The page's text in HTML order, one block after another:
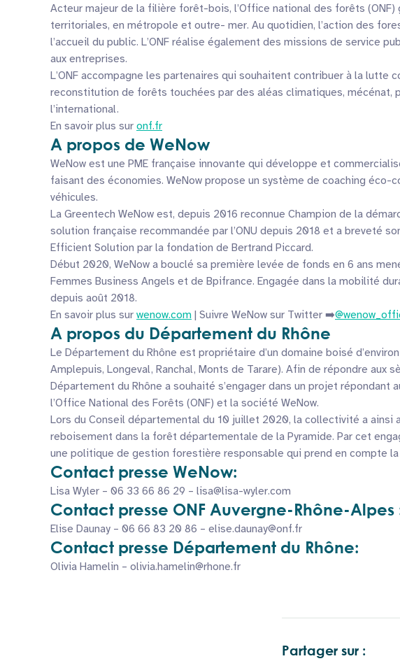
Acteur majeur de la filière forêt-bois, l’Office national des forêts
territoriales, en métropole et outre- mer. Au quotidien, l’action des
l’accueil du public. L’ONF réalise également des missions de service
aux entreprises.
L’ONF accompagne les partenaires qui souhaitent contribuer à la
reconstitution de forêts touchées par des aléas climatiques, mécénat,
l’international.
En savoir plus sur onf.fr
A propos de WeNow
WeNow est une PME française innovante qui développe et
faisant des économies. WeNow propose un système de coaching
véhicules.
La Greentech WeNow est, depuis 2016 reconnue Champion de la
solution française recommandée par l’ONU depuis 2018 et a breveté
Efficient Solution par la fondation de Bertrand Piccard.
Début 2020, WeNow a bouclé sa première levée de fonds en 6 ans
Femmes Business Angels et de Bpifrance. Engagée dans la mobilité
depuis août 2018.
En savoir plus sur wenow.com | Suivre WeNow sur Twitter ➡️
A propos du Département du Rhône
Le Département du Rhône est propriétaire d’un domaine boisé
Amplepuis, Longeval, Ranchal, Monts de Tarare). Afin de répondre
Département du Rhône a souhaité s’engager dans un projet
l’Office National des Forêts (ONF) et la société WeNow.
Lors du Conseil départemental du 10 juillet 2020, la collectivité a
reboisement dans la forêt départementale de la Pyramide. Par cet
une politique de gestion forestière responsable qui prend en compte
Contact presse WeNow:
Lisa Wyler – 06 33 66 86 29 – lisa@lisa-wyler.com
Contact presse ONF Auvergne-Rhône-Alpes
Elise Daunay – 06 66 83 20 86 – elise.daunay@onf.fr
Contact presse Département du Rhône:
Olivia Hamelin – olivia.hamelin@rhone.fr
Partager sur :